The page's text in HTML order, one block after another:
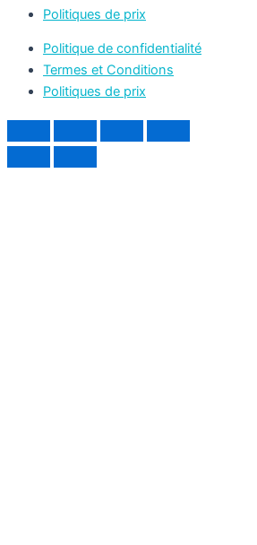
Politiques de prix
Politique de confidentialité
Termes et Conditions
Politiques de prix